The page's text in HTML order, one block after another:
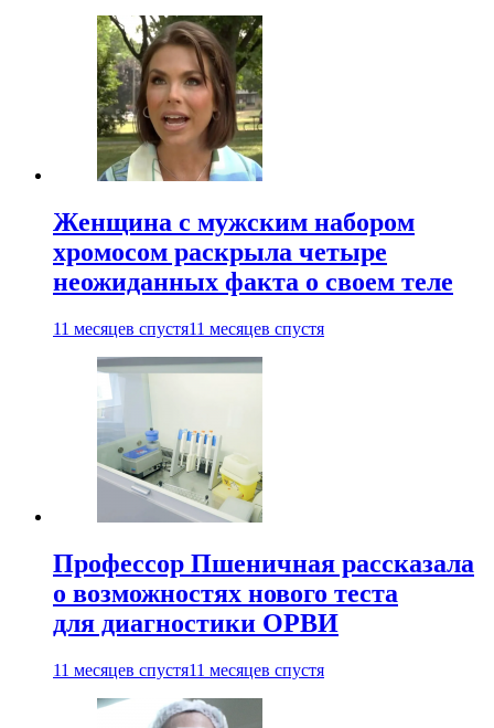
Женщина с мужским набором
хромосом раскрыла четыре
неожиданных факта о своем теле
11 месяцев спустя11 месяцев спустя
Профессор Пшеничная рассказала
о возможностях нового теста
для диагностики ОРВИ
11 месяцев спустя11 месяцев спустя